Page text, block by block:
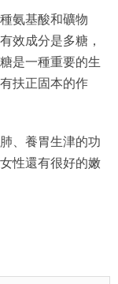
氨基酸和礦物
效成分是多糖，
是一種重要的生
扶正固本的作
、養胃生津的功
性還有很好的嫩